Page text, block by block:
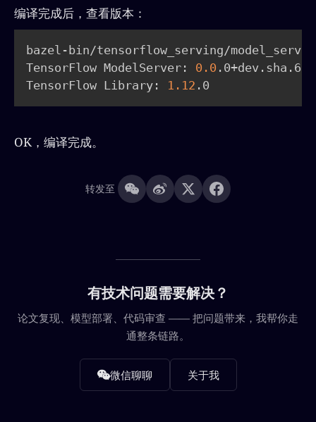
编译完成后，查看版本：
bazel-bin/tensorflow_serving/
TensorFlow ModelServer: 0.0
TensorFlow Library: 1.12
OK，编译完成。
转发至
有技术问题需要解决？
论文复现、模型部署、代码审查 —— 把问题带来，我帮你走
通整条链路。
微信聊聊 关于我